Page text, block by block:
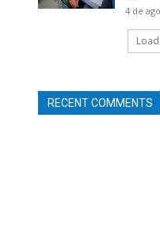
4 de
RECENT COMMENTS